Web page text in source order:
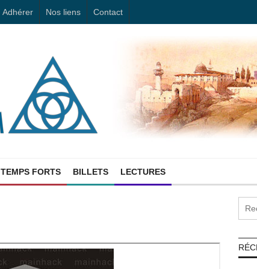
Adhérer Nos liens Contact
TEMPS FORTS BILLETS LECTURES